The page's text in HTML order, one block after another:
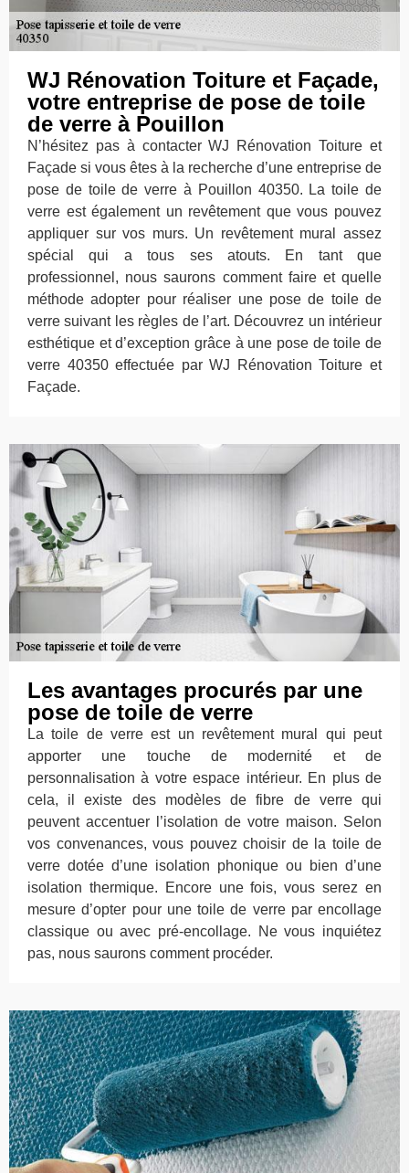
WJ Rénovation Toiture et Façade,
votre entreprise de pose de toile
de verre à Pouillon
N’hésitez pas à contacter WJ Rénovation Toiture et
Façade si vous êtes à la recherche d’une entreprise de
pose de toile de verre à Pouillon 40350. La toile de
verre est également un revêtement que vous pouvez
appliquer sur vos murs. Un revêtement mural assez
spécial qui a tous ses atouts. En tant que
professionnel, nous saurons comment faire et quelle
méthode adopter pour réaliser une pose de toile de
verre suivant les règles de l’art. Découvrez un intérieur
esthétique et d’exception grâce à une pose de toile de
verre 40350 effectuée par WJ Rénovation Toiture et
Façade.
Les avantages procurés par une
pose de toile de verre
La toile de verre est un revêtement mural qui peut
apporter une touche de modernité et de
personnalisation à votre espace intérieur. En plus de
cela, il existe des modèles de fibre de verre qui
peuvent accentuer l’isolation de votre maison. Selon
vos convenances, vous pouvez choisir de la toile de
verre dotée d’une isolation phonique ou bien d’une
isolation thermique. Encore une fois, vous serez en
mesure d’opter pour une toile de verre par encollage
classique ou avec pré-encollage. Ne vous inquiétez
pas, nous saurons comment procéder.